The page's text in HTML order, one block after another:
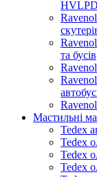
та бусів
Мастильні
Tedex
Tedex
Tedex
Tedex